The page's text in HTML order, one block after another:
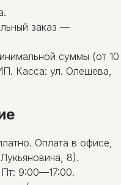
заказ —
суммы (от 10
Касса: ул. Олешева,
Оплата в офисе,
8).
9:00—17:00.